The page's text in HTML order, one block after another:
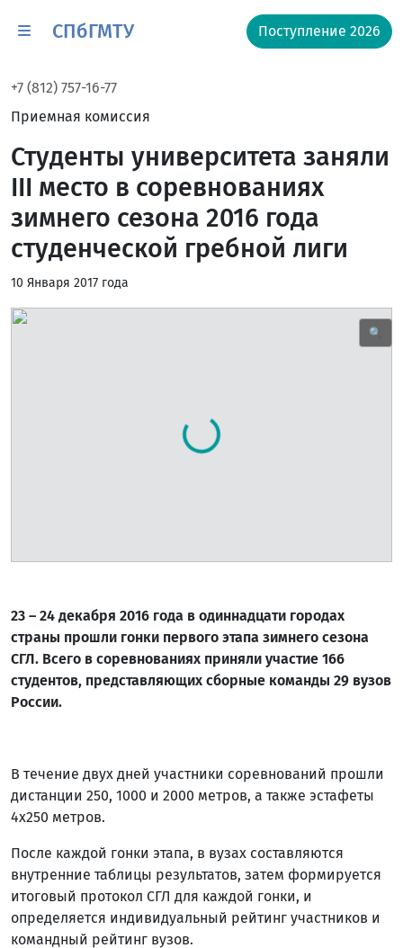
СПбГМТУ Поступление 2026
+7 (812) 757-16-77
Приемная комиссия
Студенты университета заняли
III место в соревнованиях
зимнего сезона 2016 года
студенческой гребной лиги
10 Января 2017 года
🔍
23 – 24 декабря 2016 года в одиннадцати городах
страны прошли гонки первого этапа зимнего сезона
СГЛ. Всего в соревнованиях приняли участие 166
студентов, представляющих сборные команды 29 вузов
России.
В течение двух дней участники соревнований прошли
дистанции 250, 1000 и 2000 метров, а также эстафеты
4х250 метров.
После каждой гонки этапа, в вузах составляются
внутренние таблицы результатов, затем формируется
итоговый протокол СГЛ для каждой гонки, и
определяется индивидуальный рейтинг участников и
командный рейтинг вузов.